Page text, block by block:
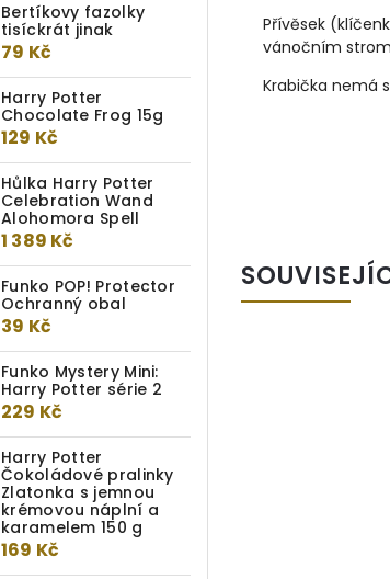
Bertíkovy fazolky
tisíckrát jinak
79 Kč
Harry Potter
Chocolate Frog 15g
129 Kč
Hůlka Harry Potter
Celebration Wand
Alohomora Spell
1 389 Kč
Funko POP! Protector
Ochranný obal
39 Kč
Funko Mystery Mini:
Harry Potter série 2
229 Kč
Harry Potter
Čokoládové pralinky
Zlatonka s jemnou
krémovou náplní a
karamelem 150 g
169 Kč
Přívěsek
vánočním
Krabička nemá